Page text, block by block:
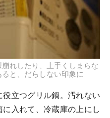
れしたり、上手くしまらな
と、だらしない印象に
立つグリル鍋。汚れない
入れて、冷蔵庫の上にし